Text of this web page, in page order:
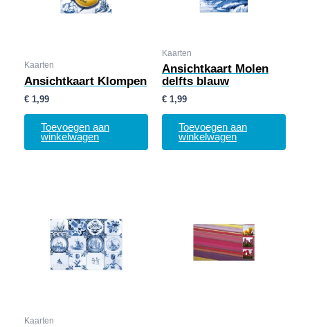
Kaarten
Ansichtkaart Klompen
€ 1,99
Toevoegen aan
winkelwagen
Kaarten
Ansichtkaart Molen
delfts blauw
€ 1,99
Toevoegen aan
winkelwagen
Kaarten